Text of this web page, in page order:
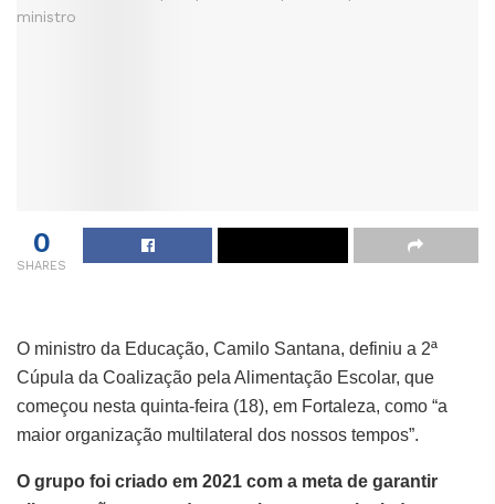
0
SHARES
O ministro da Educação, Camilo Santana, definiu a 2ª
Cúpula da Coalização pela Alimentação Escolar, que
começou nesta quinta-feira (18), em Fortaleza, como “a
maior organização multilateral dos nossos tempos”.
O grupo foi criado em 2021 com a meta de garantir